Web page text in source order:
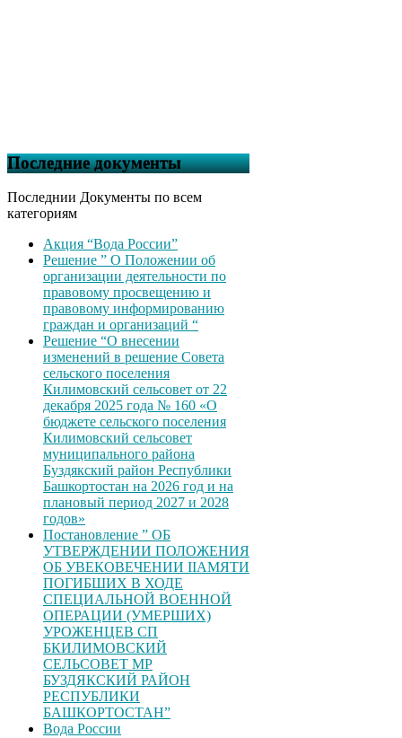
Последние документы
Последнии Документы по всем
категориям
Акция “Вода России”
Решение ” О Положении об
организации деятельности по
правовому просвещению и
правовому информированию
граждан и организаций “
Решение “О внесении
изменений в решение Совета
сельского поселения
Килимовский сельсовет от 22
декабря 2025 года № 160 «О
бюджете сельского поселения
Килимовский сельсовет
муниципального района
Буздякский район Республики
Башкортостан на 2026 год и на
плановый период 2027 и 2028
годов»
Постановление ” ОБ
УТВЕРЖДЕНИИ ПОЛОЖЕНИЯ
ОБ УВЕКОВЕЧЕНИИ ІІАМЯТИ
ПОГИБШИХ В ХОДЕ
СПЕЦИАЛЬНОЙ ВОЕННОЙ
ОПЕРАЦИИ (УМЕРШИХ)
УРОЖЕНЦЕВ CП
БКИЛИМОВСКИЙ
СЕЛЬСОВЕТ МР
БУЗДЯКСКИЙ РАЙОН
РЕСПУБЛИКИ
БАШКОРТОСТАН”
Вода России